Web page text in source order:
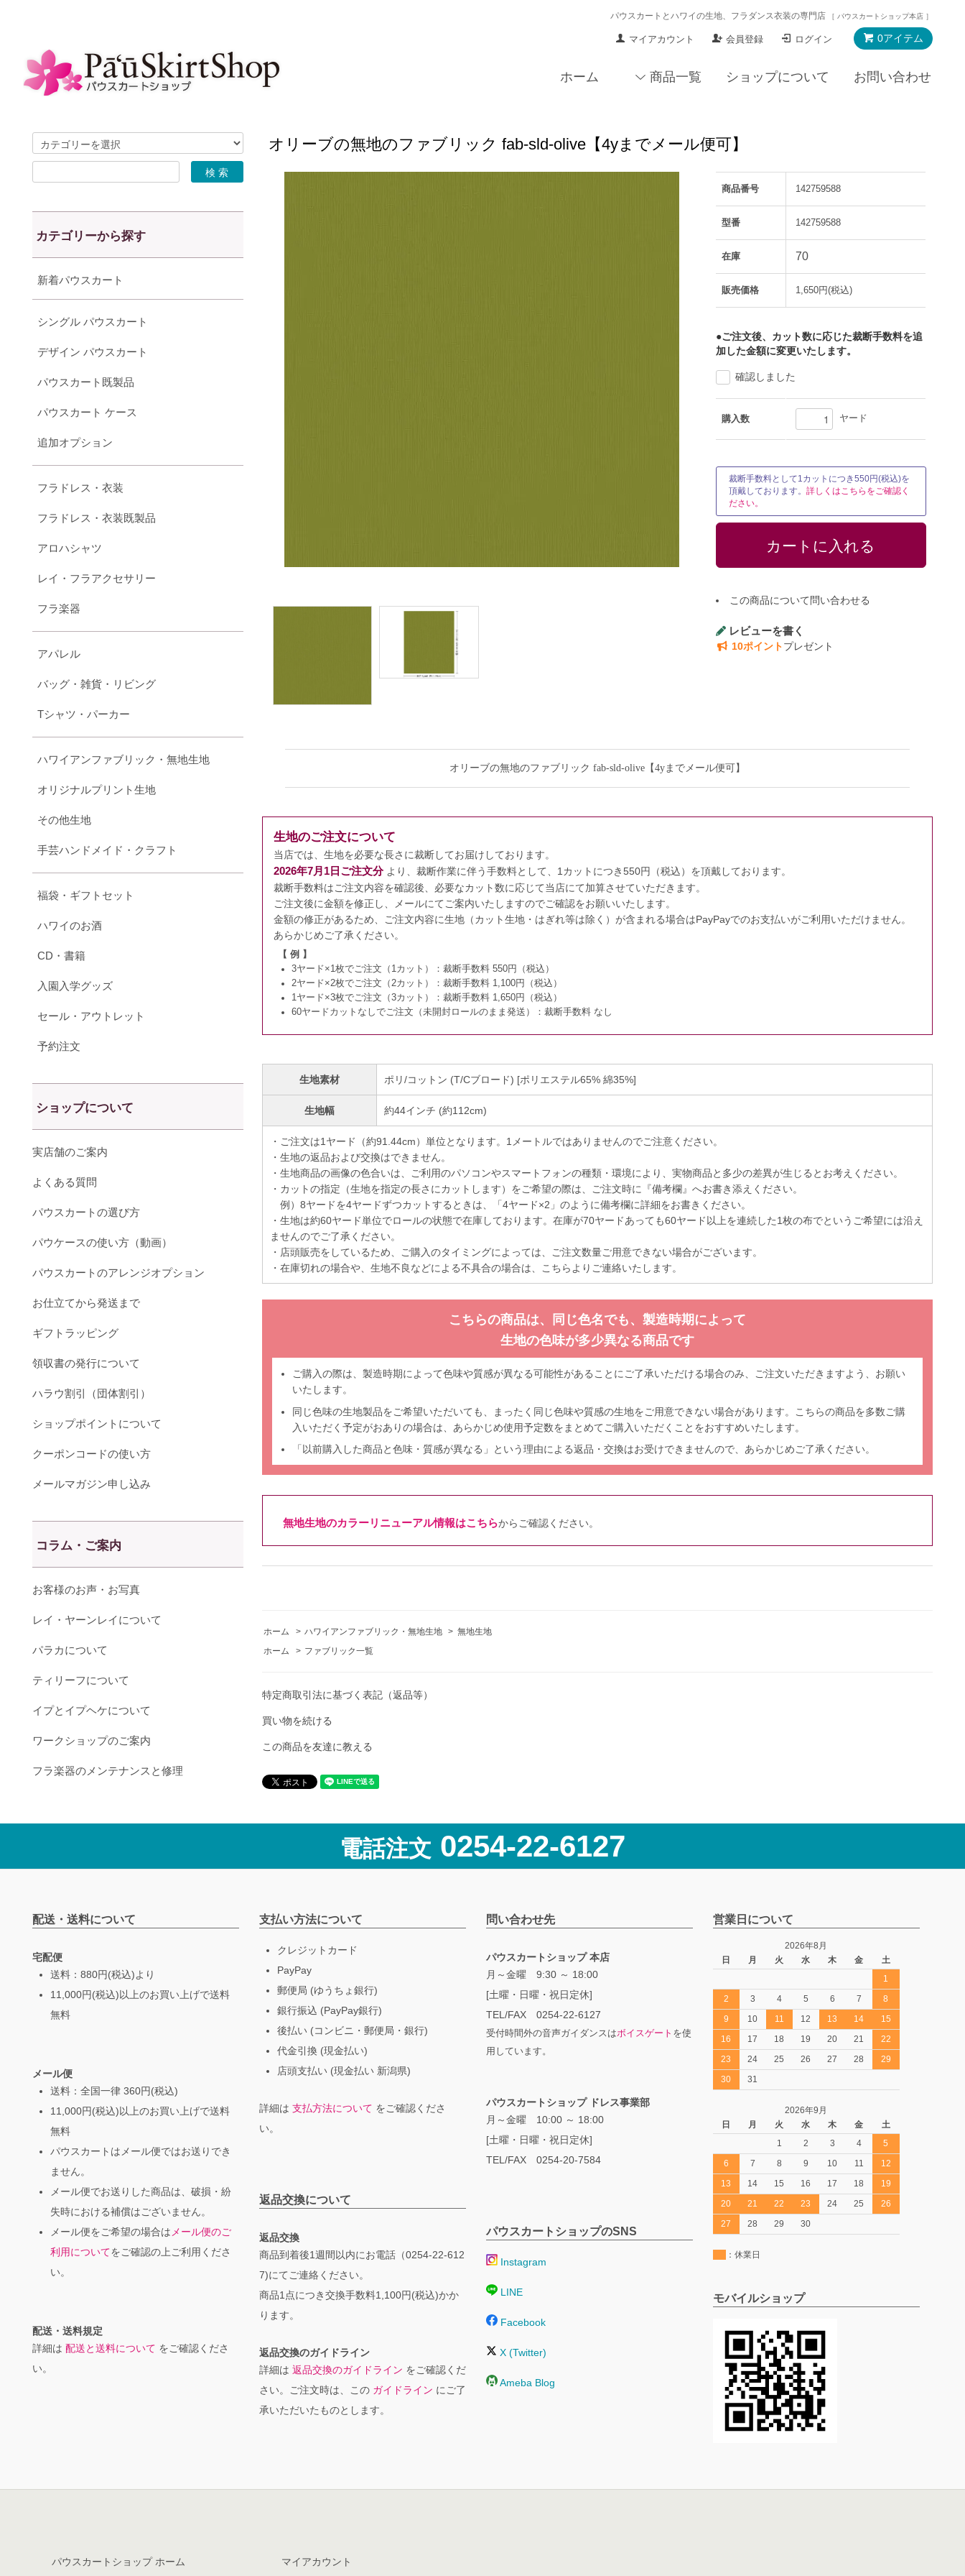
パウスカートとハワイの生地、フラダンス衣装の専門店 ［ パウスカートショップ本店 ］
0アイテム
マイアカウント 会員登録 ログイン
ホーム 商品一覧 ショップについて お問い合わせ
オリーブの無地のファブリック fab-sld-olive【4yまでメール便可】
商品番号 142759588
型番 142759588
在庫 70
販売価格 1,650円(税込)
●ご注文後、カット数に応じた裁断手数料を追
加した金額に変更いたします。
確認しました
購入数 ヤード
裁断手数料として1カットにつき550円(税込)を
頂戴しております。詳しくはこちらをご確認く
ださい。
この商品について問い合わせる
レビューを書く
10ポイントプレゼント
オリーブの無地のファブリック fab-sld-olive【4yまでメール便可】
生地のご注文について
当店では、生地を必要な長さに裁断してお届けしております。
2026年7月1日ご注文分より、裁断作業に伴う手数料として、1カットにつき550円（税込）を頂戴しております。
裁断手数料はご注文内容を確認後、必要なカット数に応じて当店にて加算させていただきます。
ご注文後に金額を修正し、メールにてご案内いたしますのでご確認をお願いいたします。
金額の修正があるため、ご注文内容に生地（カット生地・はぎれ等は除く）が含まれる場合はPayPayでのお支払いがご利用いただけません。
あらかじめご了承ください。
【 例 】
3ヤード×1枚でご注文（1カット）： 裁断手数料 550円（税込）
2ヤード×2枚でご注文（2カット）： 裁断手数料 1,100円（税込）
1ヤード×3枚でご注文（3カット）： 裁断手数料 1,650円（税込）
60ヤードカットなしでご注文（未開封ロールのまま発送）： 裁断手数料 なし
生地素材 ポリ/コットン (T/Cブロード) [ポリエステル65% 綿35%]
生地幅 約44インチ (約112cm)
・ご注文は1ヤード（約91.44cm）単位となります。1メートルではありませんのでご注意ください。
・生地の返品および交換はできません。
・生地商品の画像の色合いは、ご利用のパソコンやスマートフォンの種類・環境により、実物商品と多少の差異が生じるとお考えください。
・カットの指定（生地を指定の長さにカットします）をご希望の際は、ご注文時に『備考欄』へお書き添えください。
例）8ヤードを4ヤードずつカットするときは、「4ヤード×2」のように備考欄に詳細をお書きください。
・生地は約60ヤード単位でロールの状態で在庫しております。在庫が70ヤードあっても60ヤード以上を連続した1枚の布でというご希望には沿え
ませんのでご了承ください。
・店頭販売をしているため、ご購入のタイミングによっては、ご注文数量ご用意できない場合がございます。
・在庫切れの場合や、生地不良などによる不具合の場合は、こちらよりご連絡いたします。
こちらの商品は、同じ色名でも、製造時期によって
生地の色味が多少異なる商品です
ご購入の際は、製造時期によって色味や質感が異なる可能性があることにご了承いただける場合のみ、ご注文いただきますよう、お願い
いたします。
同じ色味の生地製品をご希望いただいても、まったく同じ色味や質感の生地をご用意できない場合があります。こちらの商品を多数ご購
入いただく予定がおありの場合は、あらかじめ使用予定数をまとめてご購入いただくことをおすすめいたします。
「以前購入した商品と色味・質感が異なる」という理由による返品・交換はお受けできませんので、あらかじめご了承ください。
無地生地のカラーリニューアル情報はこちらからご確認ください。
ホーム > ハワイアンファブリック・無地生地 > 無地生地
ホーム
> ファブリック一覧
特定商取引法に基づく表記（返品等）
買い物を続ける
この商品を友達に教える
カテゴリーから探す
新着パウスカート
シングル パウスカート
デザイン パウスカート
パウスカート既製品
パウスカート ケース
追加オプション
フラドレス・衣装
フラドレス・衣装既製品
アロハシャツ
レイ・フラアクセサリー
フラ楽器
アパレル
バッグ・雑貨・リビング
Tシャツ・パーカー
ハワイアンファブリック・無地生地
オリジナルプリント生地
その他生地
手芸ハンドメイド・クラフト
福袋・ギフトセット
ハワイのお酒
CD・書籍
入園入学グッズ
セール・アウトレット
予約注文
ショップについて
実店舗のご案内
よくある質問
パウスカートの選び方
パウケースの使い方（動画）
パウスカートのアレンジオプション
お仕立てから発送まで
ギフトラッピング
領収書の発行について
ハラウ割引（団体割引）
ショップポイントについて
クーポンコードの使い方
メールマガジン申し込み
コラム・ご案内
お客様のお声・お写真
レイ・ヤーンレイについて
パラカについて
ティリーフについて
イプとイプヘケについて
ワークショップのご案内
フラ楽器のメンテナンスと修理
電話注文 0254-22-6127
配送・送料について
宅配便
送料：880円(税込)より
11,000円(税込)以上のお買い上げで送料
無料
メール便
送料：全国一律 360円(税込)
11,000円(税込)以上のお買い上げで送料
無料
パウスカートはメール便ではお送りでき
ません。
メール便でお送りした商品は、破損・紛
失時における補償はございません。
メール便をご希望の場合は メール便のご
利用についてをご確認の上ご利用くださ
い。
配送・送料規定
詳細は 配送と送料について をご確認くださ
い。
支払い方法について
クレジットカード
PayPay
郵便局 (ゆうちょ銀行)
銀行振込 (PayPay銀行)
後払い (コンビニ・郵便局・銀行)
代金引換 (現金払い)
店頭支払い (現金払い 新潟県)
詳細は 支払方法について をご確認くださ
い。
問い合わせ先
パウスカートショップ 本店
月～金曜 9:30 ～ 18:00
[土曜・日曜・祝日定休]
TEL/FAX 0254-22-6127
受付時間外の音声ガイダンスはボイスゲート を使
用しています。
パウスカートショップ ドレス事業部
月～金曜 10:00 ～ 18:00
[土曜・日曜・祝日定休]
TEL/FAX 0254-20-7584
営業日について
2026年8月
日
月 火 水 木 金
土
1
2
3 4 5 6 7
8
9
10 11 12 13 14
15
16
17 18 19 20 21
22
23
24 25 26 27 28
29
30
31
2026年9月
日
月 火 水 木 金
土
1
2 3 4
5
6
7 8 9 10 11
12
13
14 15 16 17 18
19
20
21 22 23 24 25
26
27
28 29 30
：休業日
返品交換について
返品交換
商品到着後1週間以内にお電話（0254-22-612
7)にてご連絡ください。
商品1点につき交換手数料1,100円(税込)かか
ります。
返品交換のガイドライン
詳細は 返品交換のガイドライン をご確認くだ
さい。ご注文時は、この ガイドライン にご了
承いただいたものとします。
パウスカートショップのSNS
Instagram
LINE
Facebook
X (Twitter)
Ameba Blog
モバイルショップ
パウスカートショップ ホーム マイアカウント